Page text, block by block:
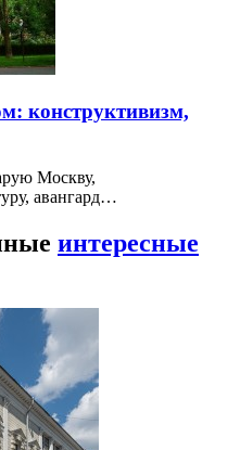
конструктивизм,
Москву,
авангард…
интересные